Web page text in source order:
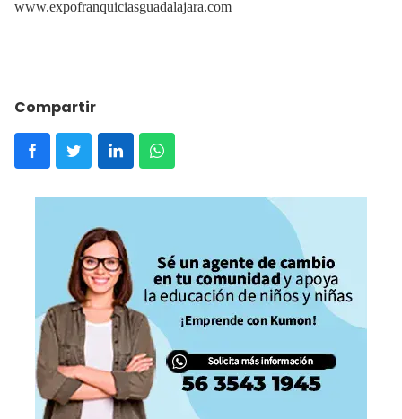
www.expofranquiciasguadalajara.com
Compartir